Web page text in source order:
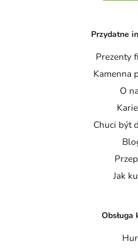
Przydatne
Prezenty
Kamenna
O
Chuci být
Jak
Obsługa